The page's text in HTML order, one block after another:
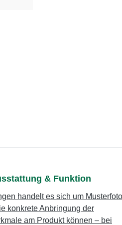
& Funktion
handelt es sich um
konkrete Anbringung der
am Produkt können – bei